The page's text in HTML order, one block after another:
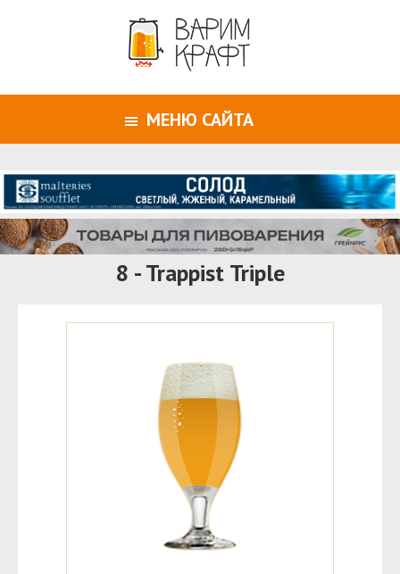
МЕНЮ САЙТА
8 - Trappist Triple